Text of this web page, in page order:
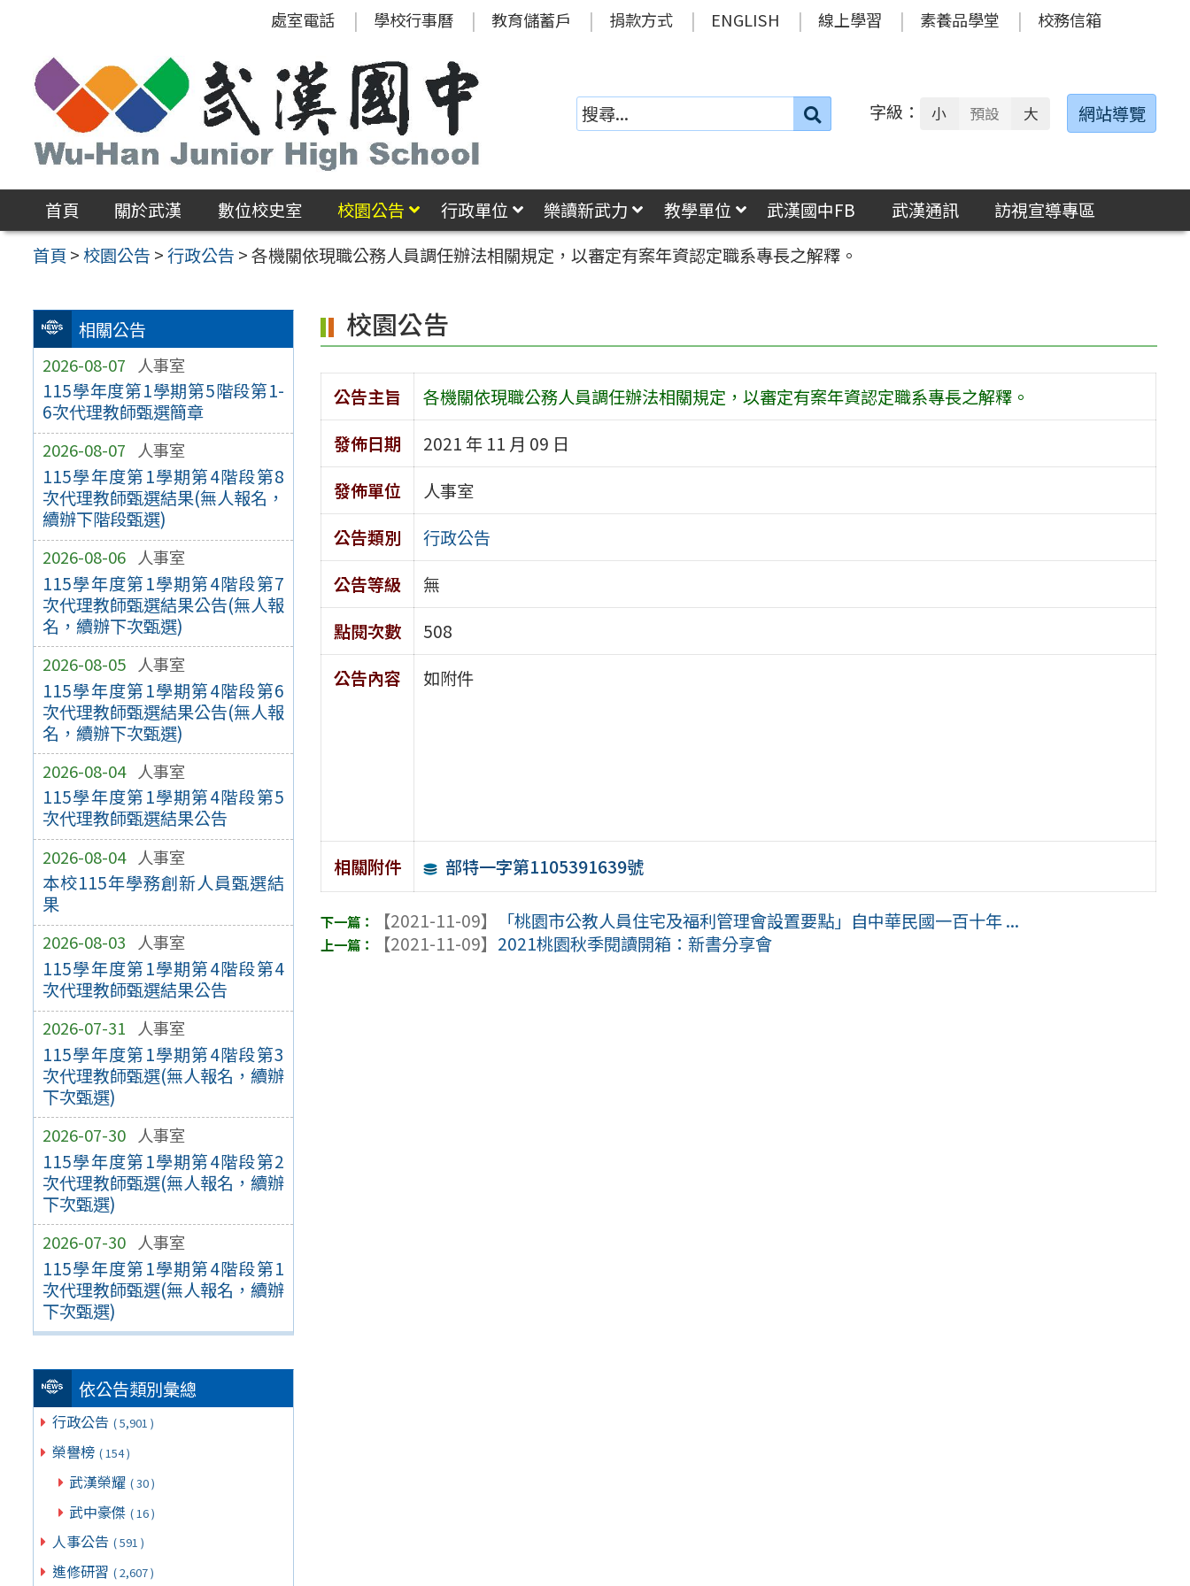
區
處室電話 學校行事曆 教育儲蓄戶 捐款方式 ENGLISH 線上學習 素養品學堂 校務信箱
搜
字級： 小 預設 大 網站導覽
首頁 關於武漢 數位校史室 校園公告 行政單位 樂讀新武力 教學單位 武漢國中FB 武漢通訊
訪視宣導專區
首頁 >校園公告 >行政公告 >各機關依現職公務人員調任辦法相關規定，以審定有案年資認定職系專長之解釋。
相關公告
2026-08-07 人事室
115學年度第1學期第5階段第1-
6次代理教師甄選簡章
2026-08-07 人事室
115學年度第1學期第4階段第8
次代理教師甄選結果(無人報名，
續辦下階段甄選)
2026-08-06 人事室
115學年度第1學期第4階段第7
次代理教師甄選結果公告(無人報
名，續辦下次甄選)
2026-08-05 人事室
115學年度第1學期第4階段第6
次代理教師甄選結果公告(無人報
名，續辦下次甄選)
2026-08-04 人事室
115學年度第1學期第4階段第5
次代理教師甄選結果公告
2026-08-04 人事室
本校115年學務創新人員甄選結
果
2026-08-03 人事室
115學年度第1學期第4階段第4
次代理教師甄選結果公告
2026-07-31 人事室
115學年度第1學期第4階段第3
次代理教師甄選(無人報名，續辦
下次甄選)
2026-07-30 人事室
115學年度第1學期第4階段第2
次代理教師甄選(無人報名，續辦
下次甄選)
2026-07-30 人事室
115學年度第1學期第4階段第1
次代理教師甄選(無人報名，續辦
下次甄選)
依公告類別彙總
行政公告 ( 5,901 )
榮譽榜 ( 154 )
武漢榮耀 ( 30 )
武中豪傑 ( 16 )
人事公告 ( 591 )
進修研習 ( 2,607 )
校園公告
公告主旨
各機關依現職公務人員調任辦法相關規定，以審定有案年資認定職系專長之解釋。
發佈日期
2021 年 11 月 09 日
發佈單位
人事室
公告類別
行政公告
公告等級
無
點閱次數
508
公告內容
如附件
相關附件 部特一字第1105391639號
【2021-11-09】
「桃園市公教人員住宅及福利管理會設置要點」自中華民國一百十年 ...
【2021-11-09】 2021桃園秋季閱讀開箱：新書分享會